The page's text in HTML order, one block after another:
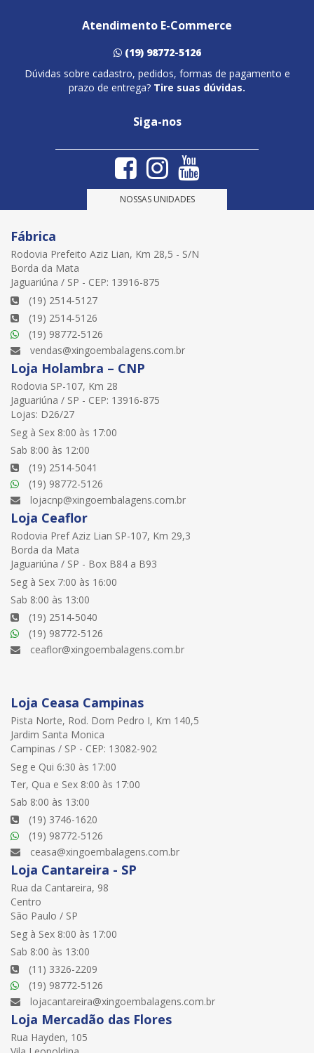
Atendimento E-Commerce
(19) 98772-5126
Dúvidas sobre cadastro, pedidos, formas de pagamento e
prazo de entrega? Tire suas dúvidas.
Siga-nos
NOSSAS UNIDADES
Fábrica
Rodovia Prefeito Aziz Lian, Km 28,5 - S/N
Borda da Mata
Jaguariúna / SP - CEP: 13916-875
(19) 2514-5127
(19) 2514-5126
(19) 98772-5126
vendas@xingoembalagens.com.br
Loja Holambra – CNP
Rodovia SP-107, Km 28
Jaguariúna / SP - CEP: 13916-875
Lojas: D26/27
Seg à Sex 8:00 às 17:00
Sab 8:00 às 12:00
(19) 2514-5041
(19) 98772-5126
lojacnp@xingoembalagens.com.br
Loja Ceaflor
Rodovia Pref Aziz Lian SP-107, Km 29,3
Borda da Mata
Jaguariúna / SP - Box B84 a B93
Seg à Sex 7:00 às 16:00
Sab 8:00 às 13:00
(19) 2514-5040
(19) 98772-5126
ceaflor@xingoembalagens.com.br
Loja Ceasa Campinas
Pista Norte, Rod. Dom Pedro I, Km 140,5
Jardim Santa Monica
Campinas / SP - CEP: 13082-902
Seg e Qui 6:30 às 17:00
Ter, Qua e Sex 8:00 às 17:00
Sab 8:00 às 13:00
(19) 3746-1620
(19) 98772-5126
ceasa@xingoembalagens.com.br
Loja Cantareira - SP
Rua da Cantareira, 98
Centro
São Paulo / SP
Seg à Sex 8:00 às 17:00
Sab 8:00 às 13:00
(11) 3326-2209
(19) 98772-5126
lojacantareira@xingoembalagens.com.br
Loja Mercadão das Flores
Rua Hayden, 105